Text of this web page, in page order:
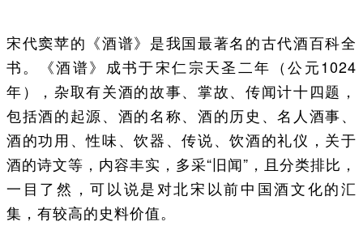
宋代窦苹的《酒谱》是我国最著名的古代酒百科全
书。《酒谱》成书于宋仁宗天圣二年（公元1024
年），杂取有关酒的故事、掌故、传闻计十四题，
包括酒的起源、酒的名称、酒的历史、名人酒事、
酒的功用、性味、饮器、传说、饮酒的礼仪，关于
酒的诗文等，内容丰实，多采“旧闻”，且分类排比，
一目了然，可以说是对北宋以前中国酒文化的汇
集，有较高的史料价值。